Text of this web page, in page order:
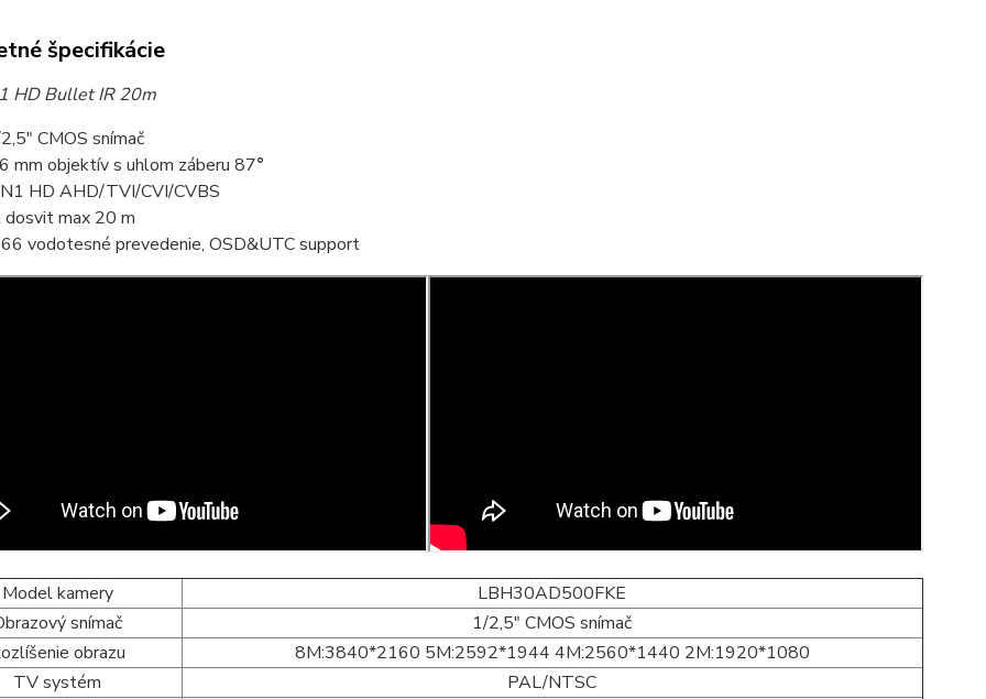
špecifikácie
HD Bullet IR 20m
CMOS snímač
mm objektív s uhlom záberu 87°
HD AHD/TVI/CVI/CVBS
dosvit max 20 m
vodotesné prevedenie, OSD&UTC support
Model kamery
LBH30AD500FKE
snímač
1/2,5" CMOS snímač
obrazu
8M:3840*2160 5M:2592*1944 4M:2560*1440 2M:1920*1080
TV systém
PAL/NTSC